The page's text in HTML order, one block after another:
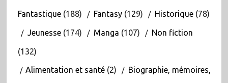
Fantastique(188) Fantasy(129) Historique(78)
Jeunesse(174) Manga (107) Non fiction
(132)
Alimentation et santé(2) Biographie, mémoires,